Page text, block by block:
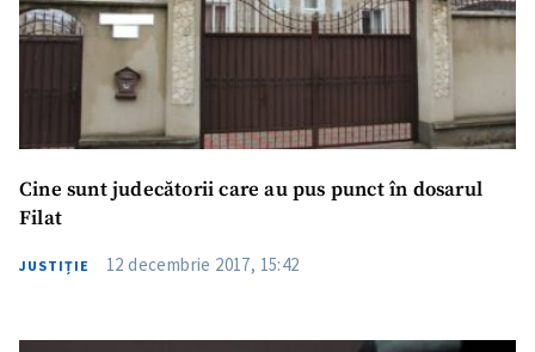
Cine sunt judecătorii care au pus punct în dosarul
Filat
JUSTIȚIE 12 decembrie 2017, 15:42